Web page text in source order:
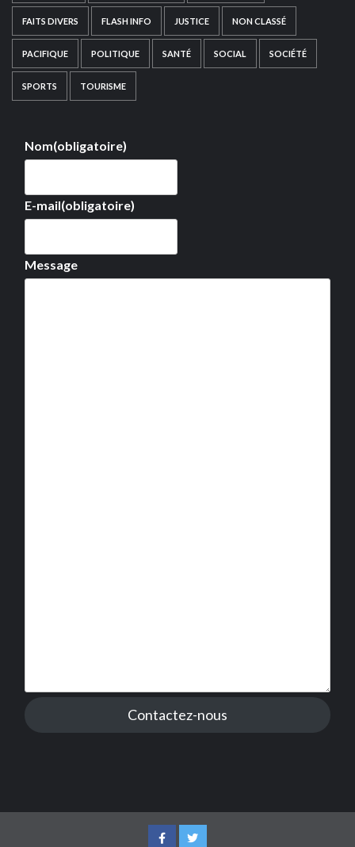
FAITS DIVERS FLASH INFO JUSTICE NON CLASSÉ
PACIFIQUE POLITIQUE SANTÉ SOCIAL SOCIÉTÉ
SPORTS TOURISME
Nom(obligatoire)
E-mail(obligatoire)
Message
Contactez-nous